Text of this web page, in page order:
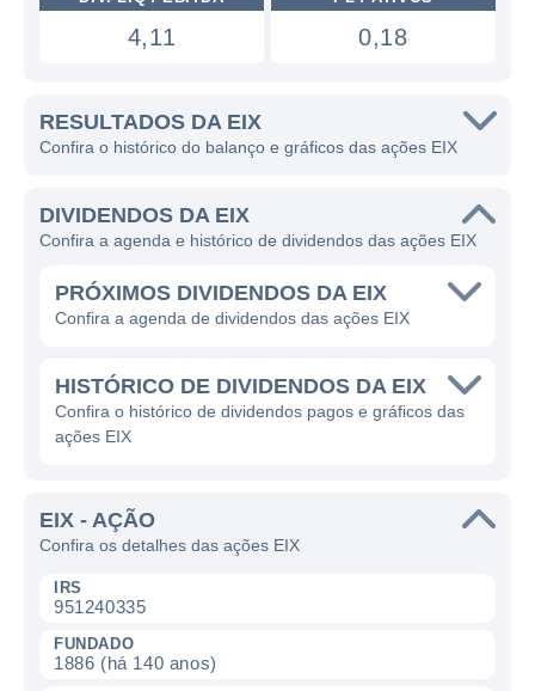
4,11 0,18
RESULTADOS DA EIX
Confira o histórico do balanço e gráficos das ações EIX
DIVIDENDOS DA EIX
Confira a agenda e histórico de dividendos das ações EIX
PRÓXIMOS DIVIDENDOS DA EIX
Confira a agenda de dividendos das ações EIX
HISTÓRICO DE DIVIDENDOS DA EIX
Confira o histórico de dividendos pagos e gráficos das
ações EIX
EIX - AÇÃO
Confira os detalhes das ações EIX
IRS
951240335
FUNDADO
1886 (há 140 anos)